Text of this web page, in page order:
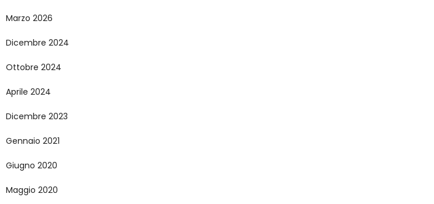
Marzo 2026
Dicembre 2024
Ottobre 2024
Aprile 2024
Dicembre 2023
Gennaio 2021
Giugno 2020
Maggio 2020